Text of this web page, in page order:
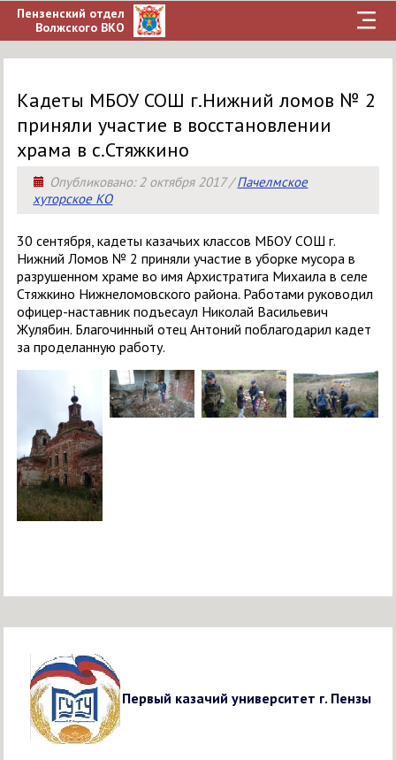
Пензенский отдел
Волжского ВКО
Кадеты МБОУ СОШ г.Нижний ломов № 2
приняли участие в восстановлении
храма в с.Стяжкино
Опубликовано:2 октября 2017/Пачелмское
хуторское КО
30 сентября, кадеты казачьих классов МБОУ СОШ г.
Нижний Ломов № 2 приняли участие в уборке мусора в
разрушенном храме во имя Архистратига Михаила в селе
Стяжкино Нижнеломовского района. Работами руководил
офицер-наставник подъесаул Николай Васильевич
Жулябин. Благочинный отец Антоний поблагодарил кадет
за проделанную работу.
Первый казачий университет г. Пензы